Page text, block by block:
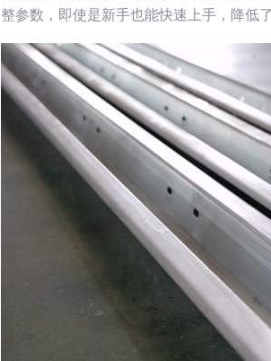
整参数，即使是新手也能快速上手，降低